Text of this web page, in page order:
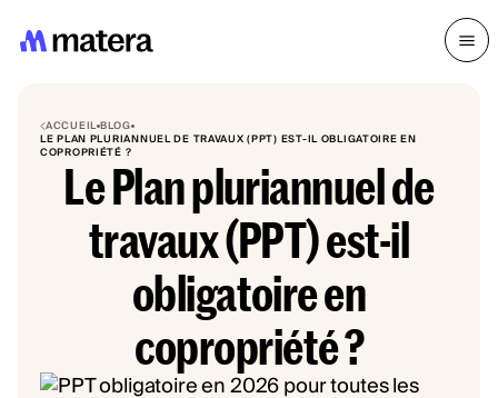
ACCUEILBLOG
LE PLAN PLURIANNUEL DE TRAVAUX (PPT) EST-IL OBLIGATOIRE EN
COPROPRIÉTÉ ?
Le Plan pluriannuel de
travaux (PPT) est-il
obligatoire en
copropriété ?